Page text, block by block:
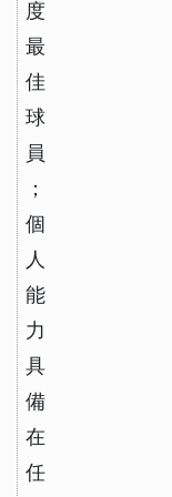
度
最
佳
球
員
；
個
人
能
力
具
備
在
任